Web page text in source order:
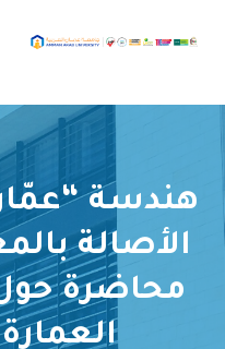
هندسة
الأصالة
محاضرة